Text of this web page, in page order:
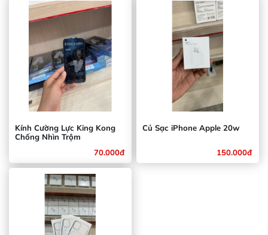
Kính Cường Lực King Kong
Chống Nhìn Trộm
70.000đ
Củ Sạc iPhone Apple 20w
150.000đ